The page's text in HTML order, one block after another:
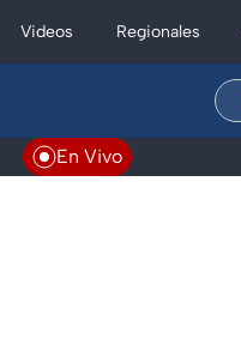
Videos Regionales
En Vivo